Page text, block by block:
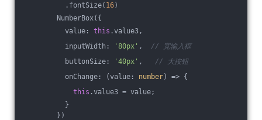
.fontSize( 16)
NumberBox({
value: this .value3,
inputWidth:
'80px' , // 宽输入框
buttonSize:
'40px' , // 大按钮
onChange:
(value: number) => {
this .value3 = value;
}
})